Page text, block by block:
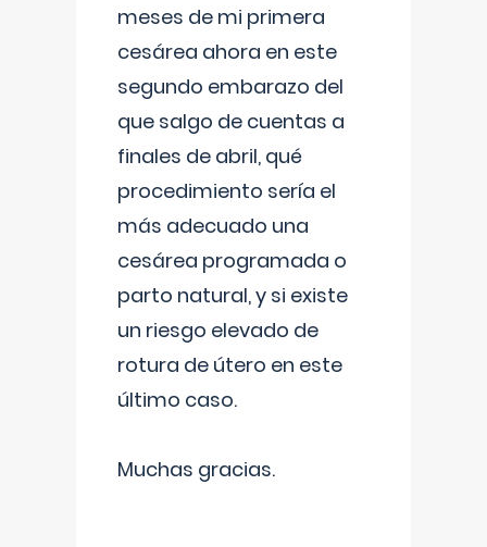
meses de mi primera
cesárea ahora en este
segundo embarazo del
que salgo de cuentas a
finales de abril, qué
procedimiento sería el
más adecuado una
cesárea programada o
parto natural, y si existe
un riesgo elevado de
rotura de útero en este
último caso.
Muchas gracias.